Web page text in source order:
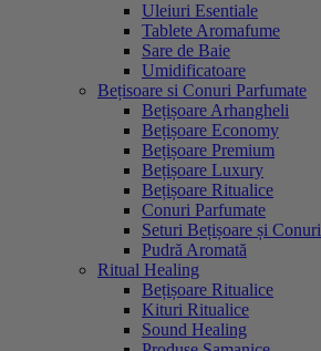
Uleiuri Esentiale
Tablete Aromafume
Sare de Baie
Umidificatoare
Bețisoare si Conuri Parfumate
Bețișoare Arhangheli
Bețișoare Economy
Bețișoare Premium
Bețișoare Luxury
Bețișoare Ritualice
Conuri Parfumate
Seturi Bețișoare și Conuri
Pudră Aromată
Ritual Healing
Bețișoare Ritualice
Kituri Ritualice
Sound Healing